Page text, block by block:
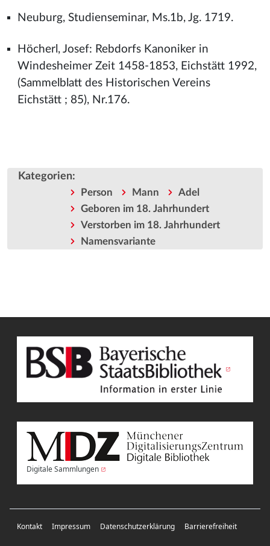
Neuburg, Studienseminar, Ms.1b, Jg. 1719.
Höcherl, Josef: Rebdorfs Kanoniker in
Windesheimer Zeit 1458-1853, Eichstätt 1992,
(Sammelblatt des Historischen Vereins
Eichstätt ; 85), Nr.176.
Kategorien:
Person Mann
Adel
Geboren im 18. Jahrhundert
Verstorben im 18. Jahrhundert
Namensvariante
Digitale Sammlungen
Kontakt Impressum Datenschutzerklärung Barrierefreiheit